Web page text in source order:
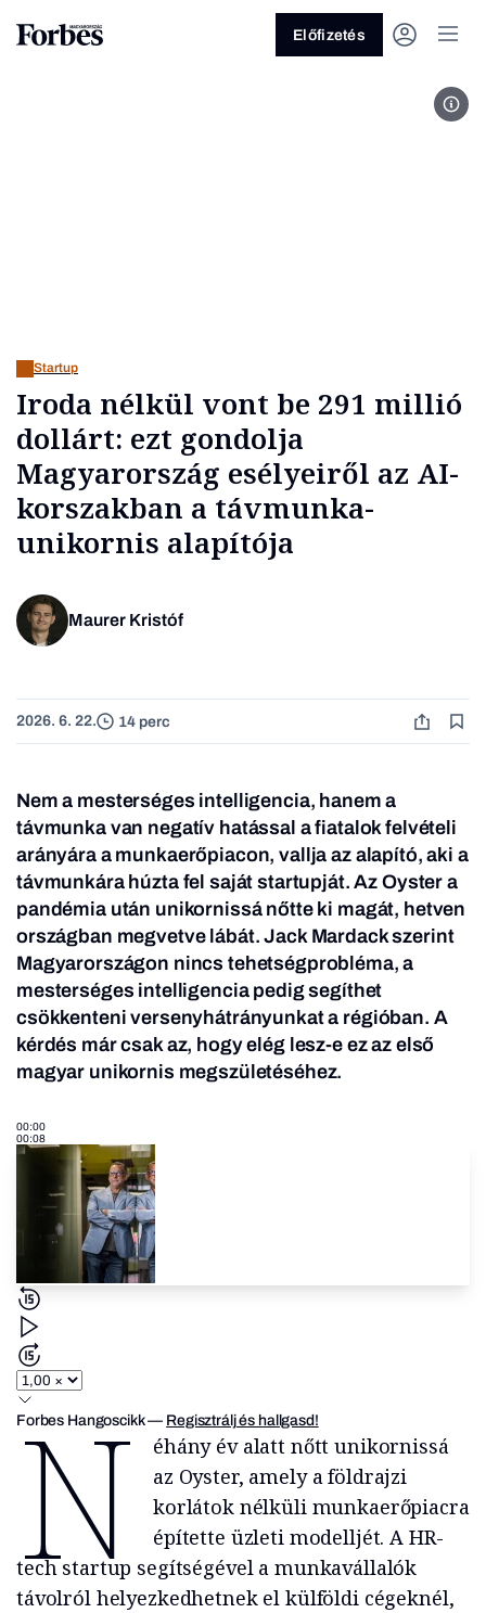
Előfizetés
Startup
Iroda nélkül vont be 291 millió
dollárt: ezt gondolja
Magyarország esélyeiről az AI-
korszakban a távmunka-
unikornis alapítója
Maurer Kristóf
2026. 6. 22. 14 perc
Nem a mesterséges intelligencia, hanem a
távmunka van negatív hatással a fiatalok felvételi
arányára a munkaerőpiacon, vallja az alapító, aki a
távmunkára húzta fel saját startupját. Az Oyster a
pandémia után unikornissá nőtte ki magát, hetven
országban megvetve lábát. Jack Mardack szerint
Magyarországon nincs tehetségprobléma, a
mesterséges intelligencia pedig segíthet
csökkenteni versenyhátrányunkat a régióban. A
kérdés már csak az, hogy elég lesz-e ez az első
magyar unikornis megszületéséhez.
00:00
00:08
Forbes Hangoscikk— Regisztrálj és hallgasd!
N
éhány év alatt nőtt unikornissá
az Oyster, amely a földrajzi
korlátok nélküli munkaerőpiacra
építette üzleti modelljét. A HR-
tech startup segítségével a munkavállalók
távolról helyezkedhetnek el külföldi cégeknél,